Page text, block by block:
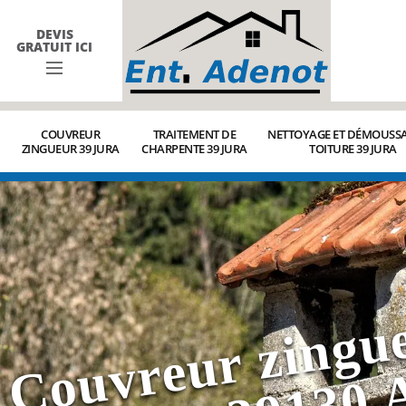
DEVIS
GRATUIT ICI
COUVREUR
ZINGUEUR 39 JURA
TRAITEMENT DE
CHARPENTE 39 JURA
NETTOYAGE ET
TOITURE 39 JURA